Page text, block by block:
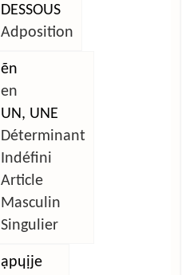
DESSOUS
Adposition
ẽn
en
UN, UNE
Déterminant
Indéfini
Article
Masculin
Singulier
ạpɥịje